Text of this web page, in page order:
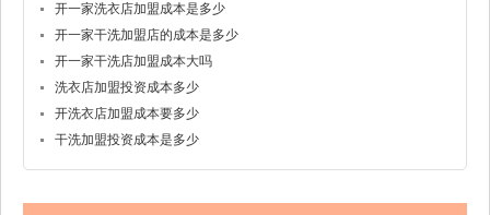
开一家洗衣店加盟成本是多少
开一家干洗加盟店的成本是多少
开一家干洗店加盟成本大吗
洗衣店加盟投资成本多少
开洗衣店加盟成本要多少
干洗加盟投资成本是多少